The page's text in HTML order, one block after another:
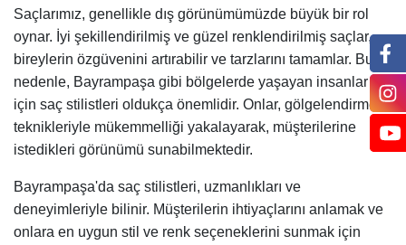
Saçlarımız, genellikle dış görünümümüzde büyük bir rol
oynar. İyi şekillendirilmiş ve güzel renklendirilmiş saçlar,
bireylerin özgüvenini artırabilir ve tarzlarını tamamlar. Bu
nedenle, Bayrampaşa gibi bölgelerde yaşayan insanlar
için saç stilistleri oldukça önemlidir. Onlar, gölgelendirme
teknikleriyle mükemmelliği yakalayarak, müşterilerine
istedikleri görünümü sunabilmektedir.
Bayrampaşa'da saç stilistleri, uzmanlıkları ve
deneyimleriyle bilinir. Müşterilerin ihtiyaçlarını anlamak ve
onlara en uygun stil ve renk seçeneklerini sunmak için